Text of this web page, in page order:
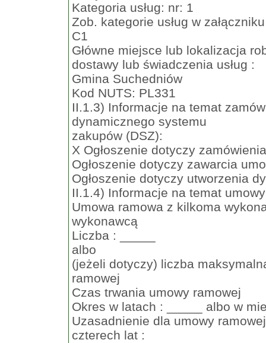
Kategoria usług: nr: 1
Zob. kategorie usług w załączniku
C1
Główne miejsce lub lokalizacja
dostawy lub świadczenia usług :
Gmina Suchedniów
Kod NUTS: PL331
II.1.3) Informacje na temat
dynamicznego systemu
zakupów (DSZ):
X Ogłoszenie dotyczy
Ogłoszenie dotyczy zawarcia
Ogłoszenie dotyczy utworzenia
II.1.4) Informacje na temat
Umowa ramowa z kilkoma
wykonawcą
Liczba : _____
albo
(jeżeli dotyczy) liczba
ramowej
Czas trwania umowy ramowej
Okres w latach : _____ albo w
Uzasadnienie dla umowy
czterech lat :